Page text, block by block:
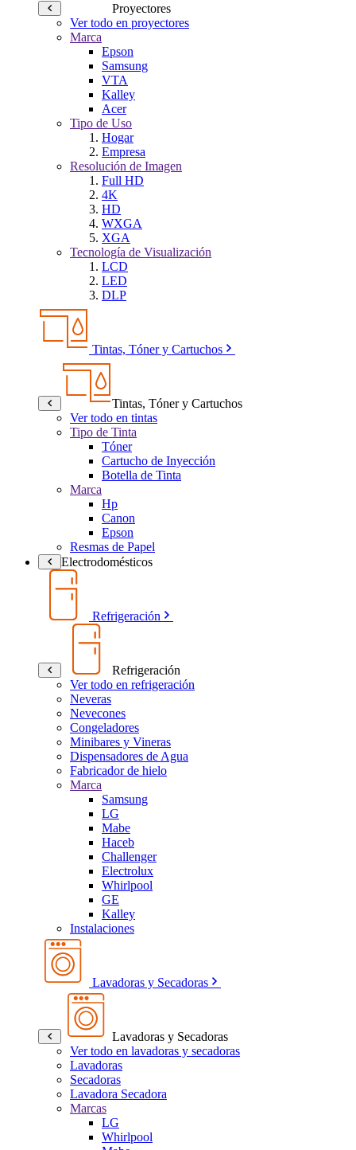
Proyectores
Ver todo en proyectores
Marca
Epson
Samsung
VTA
Kalley
Acer
Tipo de Uso
Hogar
Empresa
Resolución de Imagen
Full HD
4K
HD
WXGA
XGA
Tecnología de Visualización
LCD
LED
DLP
Tintas, Tóner y Cartuchos
Tintas, Tóner y Cartuchos
Ver todo en tintas
Tipo de Tinta
Tóner
Cartucho de Inyección
Botella de Tinta
Marca
Hp
Canon
Epson
Resmas de Papel
Electrodomésticos
Refrigeración
Refrigeración
Ver todo en refrigeración
Neveras
Nevecones
Congeladores
Minibares y Vineras
Dispensadores de Agua
Fabricador de hielo
Marca
Samsung
LG
Mabe
Haceb
Challenger
Electrolux
Whirlpool
GE
Kalley
Instalaciones
Lavadoras y Secadoras
Lavadoras y Secadoras
Ver todo en lavadoras y secadoras
Lavadoras
Secadoras
Lavadora Secadora
Marcas
LG
Whirlpool